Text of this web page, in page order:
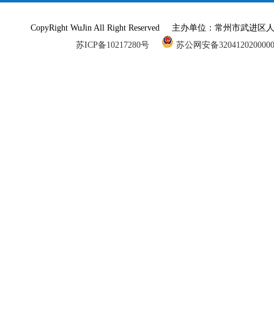
CopyRight WuJin All Right Reserved 主办单位：常州市武进
苏ICP备10217280号
苏公网安备